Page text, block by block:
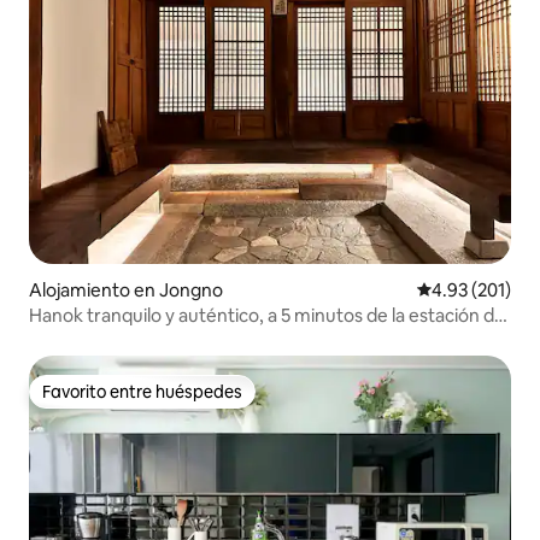
Alojamiento en Jongno Calificación
4.93 (201)
Hanok tranquilo y auténtico, a 5 minutos de la estación de
Favorito entre huéspedes
Favorito entre huéspedes